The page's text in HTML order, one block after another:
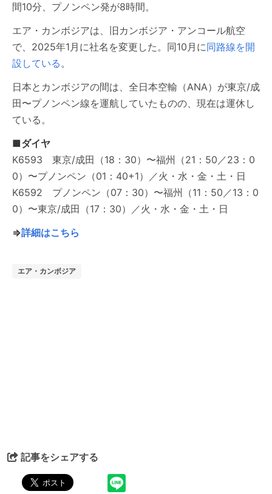
間10分、プノンペン発が8時間。
エア・カンボジアは、旧カンボジア・アンコール航空
で、2025年1月に社名を変更した。同10月に同路線を開
設している。
日本とカンボジアの間は、全日本空輸（ANA）が東京/成
田〜プノンペン線を運航していたものの、現在は運休し
ている。
■ダイヤ
K6593 東京/成田（18：30）〜福州（21：50／23：0
0）〜プノンペン（01：40+1）／火・水・金・土・日
K6592 プノンペン（07：30）〜福州（11：50／13：0
0）〜東京/成田（17：30）／火・水・金・土・日
⇒詳細はこちら
エア・カンボジア
記事をシェアする